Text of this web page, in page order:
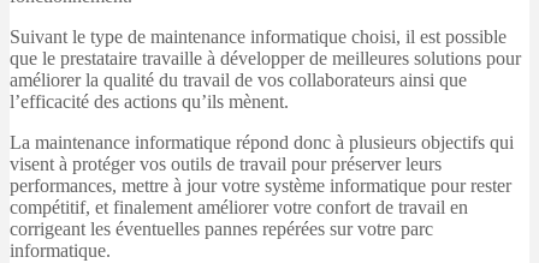
Suivant le type de maintenance informatique choisi, il est possible
que le prestataire travaille à développer de meilleures solutions pour
améliorer la qualité du travail de vos collaborateurs ainsi que
l’efficacité des actions qu’ils mènent.
La maintenance informatique répond donc à plusieurs objectifs qui
visent à protéger vos outils de travail pour préserver leurs
performances, mettre à jour votre système informatique pour rester
compétitif, et finalement améliorer votre confort de travail en
corrigeant les éventuelles pannes repérées sur votre parc
informatique.